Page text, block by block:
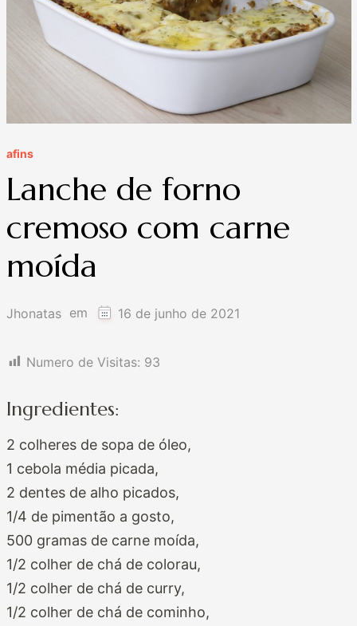
afins
Lanche de forno
cremoso com carne
moída
Jhonatas em 16 de junho de 2021
Numero de Visitas: 93
Ingredientes:
2 colheres de sopa de óleo,
1 cebola média picada,
2 dentes de alho picados,
1/4 de pimentão a gosto,
500 gramas de carne moída,
1/2 colher de chá de colorau,
1/2 colher de chá de curry,
1/2 colher de chá de cominho,